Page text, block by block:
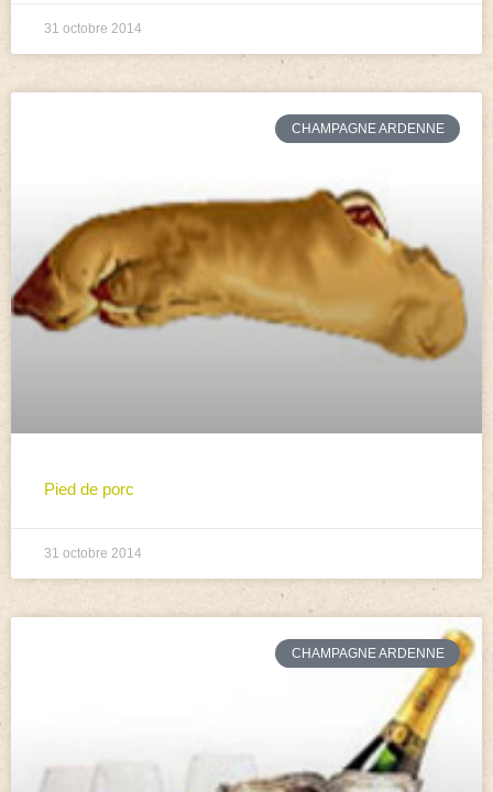
31 octobre 2014
CHAMPAGNE ARDENNE
Pied de porc
31 octobre 2014
CHAMPAGNE ARDENNE